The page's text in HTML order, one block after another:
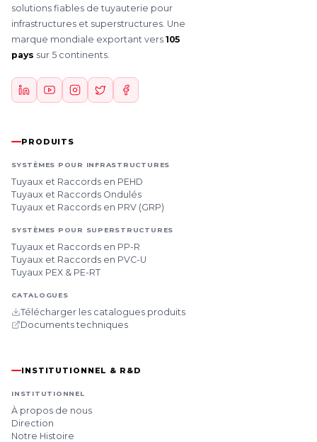
solutions fiables de tuyauterie pour
infrastructures et superstructures. Une
marque mondiale exportant vers 105
pays sur 5 continents.
PRODUITS
SYSTÈMES POUR INFRASTRUCTURES
Tuyaux et Raccords en PEHD
Tuyaux et Raccords Ondulés
Tuyaux et Raccords en PRV (GRP)
SYSTÈMES POUR SUPERSTRUCTURES
Tuyaux et Raccords en PP-R
Tuyaux et Raccords en PVC-U
Tuyaux PEX & PE-RT
CATALOGUES
Télécharger les catalogues produits
Documents techniques
INSTITUTIONNEL & R&D
INSTITUTIONNEL
À propos de nous
Direction
Notre Histoire